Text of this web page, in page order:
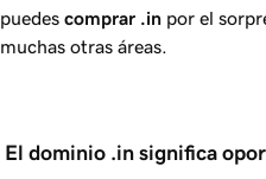
puedes comprar .in por el
muchas otras áreas.
El dominio .in significa